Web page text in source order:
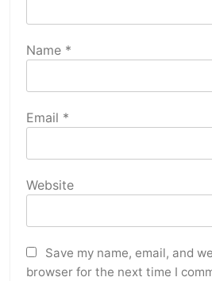
Name *
Email *
Website
Save my name, email, and
browser for the next time I